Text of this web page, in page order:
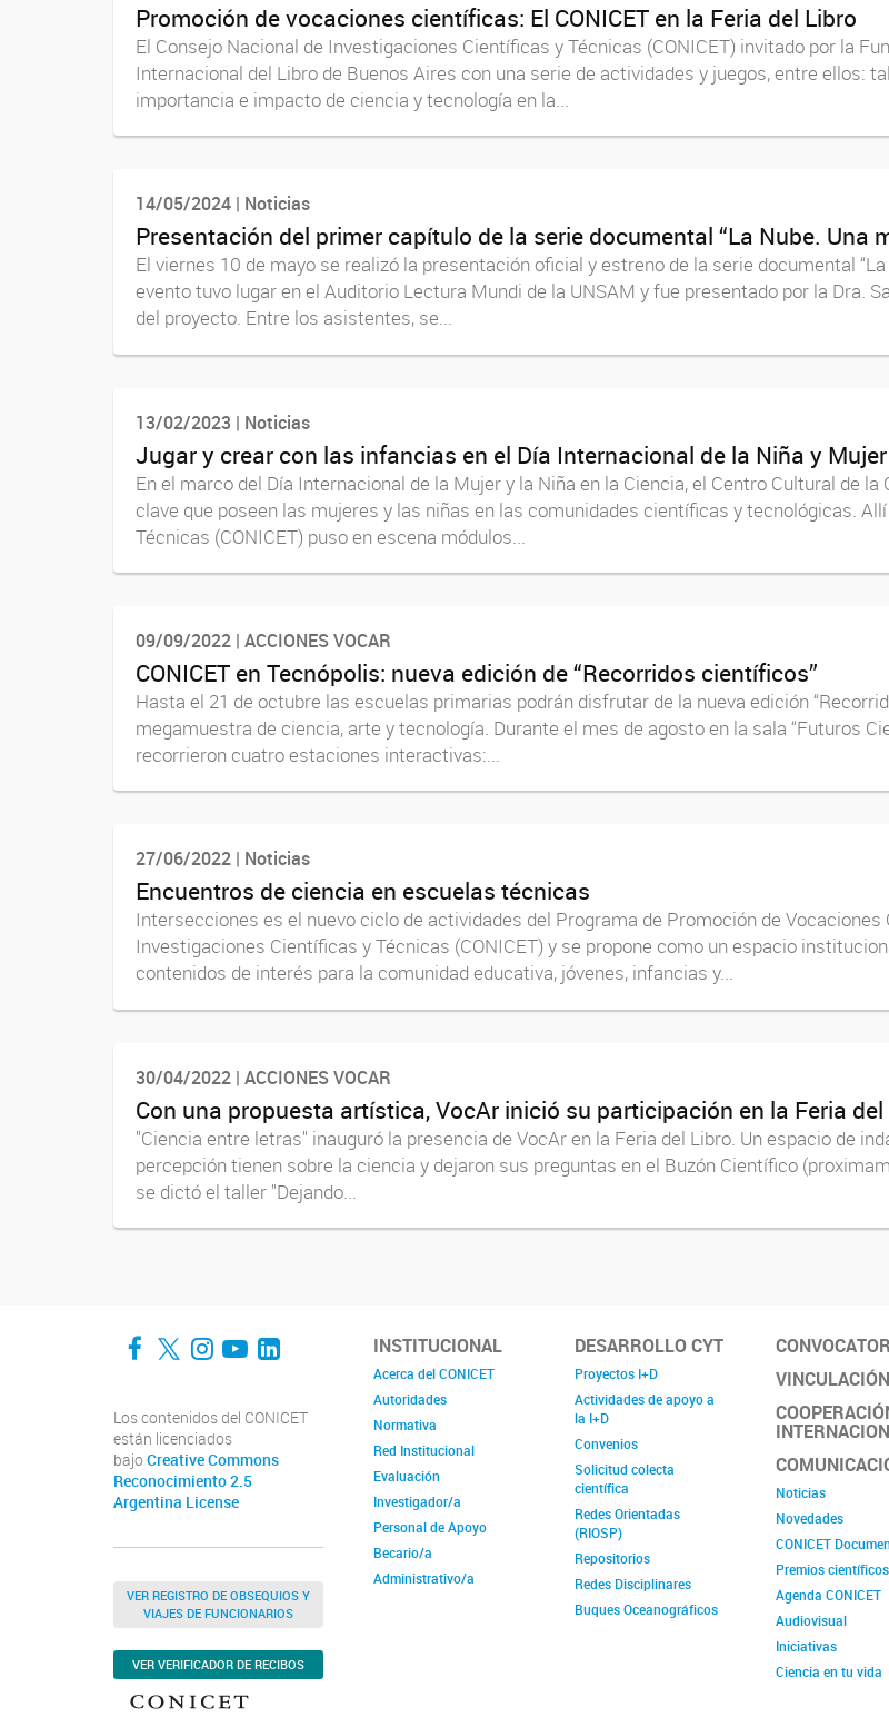
Promoción de vocaciones científicas: El CONICET en la Feria del Libro
El Consejo Nacional de Investigaciones Científicas y Técnicas (CONICET) invitado por la
Internacional del Libro de Buenos Aires con una serie de actividades y juegos, entre ellos:
importancia e impacto de ciencia y tecnología en la...
14/05/2024 | Noticias
Presentación del primer capítulo de la serie documental “La Nube. Una
El viernes 10 de mayo se realizó la presentación oficial y estreno de la serie documental
evento tuvo lugar en el Auditorio Lectura Mundi de la UNSAM y fue presentado por la Dra.
del proyecto. Entre los asistentes, se...
13/02/2023 | Noticias
Jugar y crear con las infancias en el Día Internacional de la Niña y
En el marco del Día Internacional de la Mujer y la Niña en la Ciencia, el Centro Cultural de
clave que poseen las mujeres y las niñas en las comunidades científicas y tecnológicas.
Técnicas (CONICET) puso en escena módulos...
09/09/2022 | ACCIONES VOCAR
CONICET en Tecnópolis: nueva edición de “Recorridos científicos”
Hasta el 21 de octubre las escuelas primarias podrán disfrutar de la nueva edición
megamuestra de ciencia, arte y tecnología. Durante el mes de agosto en la sala “Futuros
recorrieron cuatro estaciones interactivas:...
27/06/2022 | Noticias
Encuentros de ciencia en escuelas técnicas
Intersecciones es el nuevo ciclo de actividades del Programa de Promoción de
Investigaciones Científicas y Técnicas (CONICET) y se propone como un espacio
contenidos de interés para la comunidad educativa, jóvenes, infancias y...
30/04/2022 | ACCIONES VOCAR
Con una propuesta artística, VocAr inició su participación en la Feria del
"Ciencia entre letras" inauguró la presencia de VocAr en la Feria del Libro. Un espacio de
percepción tienen sobre la ciencia y dejaron sus preguntas en el Buzón Científico
se dictó el taller "Dejando...
Facebook
Twitter
Instagram
YouTube
LinkedIn
Los contenidos del CONICET
están licenciados
bajo Creative Commons
Reconocimiento 2.5
Argentina License
VER REGISTRO DE OBSEQUIOS Y
VIAJES DE FUNCIONARIOS
VER VERIFICADOR DE RECIBOS
INSTITUCIONAL
Acerca del CONICET
Autoridades
Normativa
Red Institucional
Evaluación
Investigador/a
Personal de Apoyo
Becario/a
Administrativo/a
DESARROLLO CYT
Proyectos I+D
Actividades de apoyo a
la I+D
Convenios
Solicitud colecta
científica
Redes Orientadas
(RIOSP)
Repositorios
Redes Disciplinares
Buques Oceanográficos
VINCULACIÓN
Noticias
Novedades
CONICET
Premios científicos
Agenda CONICET
Audiovisual
Iniciativas
Ciencia en tu vida